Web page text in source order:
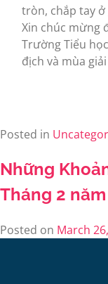
tròn, chắp tay ở
Xin chúc mừng
Trường Tiểu
địch và mùa
Posted in
Những
Tháng 2
Posted on March